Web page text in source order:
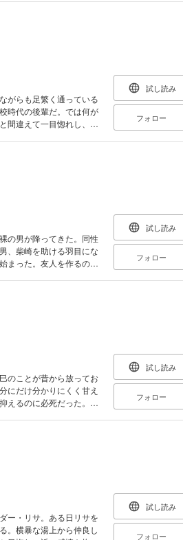
オンは若きアルシーザ
ィック・ファンタジ
がらも足繁く通っている
時代の後輩だ。では何が
間違えて一目惚れし、告
ていて……？ 一目惚れか
試し読み
フォロー
の男が降ってきた。同性
、柴崎を助ける羽目にな
まった。友人を作るのが
ラブ！！
試し読み
フォロー
のことが昔から放ってお
にだけ分かりにくく甘え
えるのに必死だった。大
年の差ファーストラ
試し読み
フォロー
ー・リサ。ある日リサを
。横暴な湯上から仲良し
試し読み
フォロー